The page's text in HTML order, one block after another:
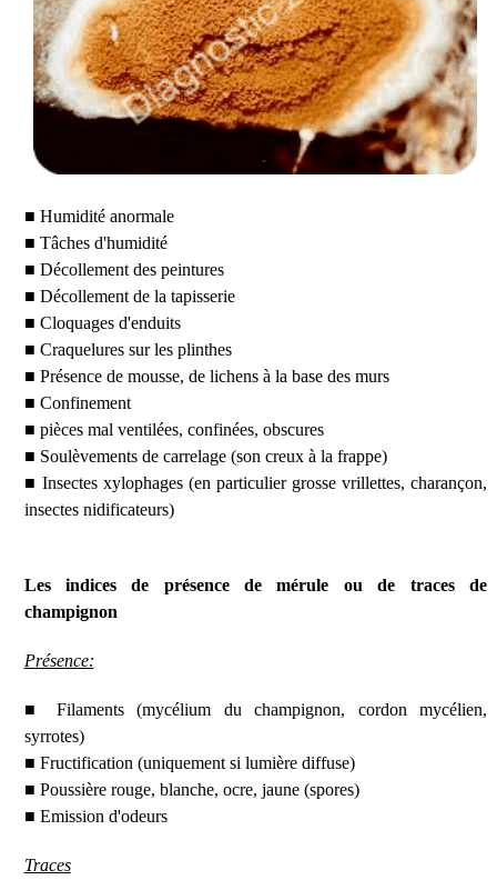
■ Humidité anormale
■ Tâches d'humidité
■ Décollement des peintures
■ Décollement de la tapisserie
■ Cloquages d'enduits
■ Craquelures sur les plinthes
■ Présence de mousse, de lichens à la base des murs
■ Confinement
■ pièces mal ventilées, confinées, obscures
■ Soulèvements de carrelage (son creux à la frappe)
■ Insectes xylophages (en particulier grosse vrillettes, charançon,
insectes nidificateurs)
Les indices de présence de mérule ou de traces de
champignon
Présence:
■ Filaments (mycélium du champignon, cordon mycélien,
syrrotes)
■ Fructification (uniquement si lumière diffuse)
■ Poussière rouge, blanche, ocre, jaune (spores)
■ Emission d'odeurs
Traces